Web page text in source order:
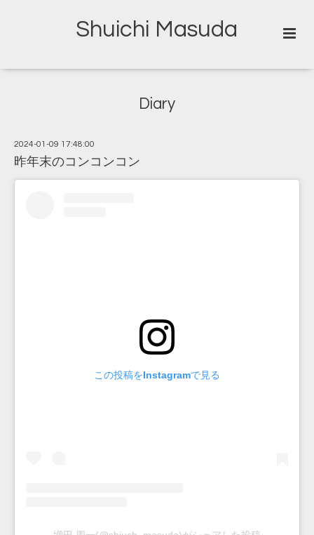
Shuichi Masuda
Diary
2024-01-09 17:48:00
昨年末のコンコンコン
この投稿をInstagramで見る